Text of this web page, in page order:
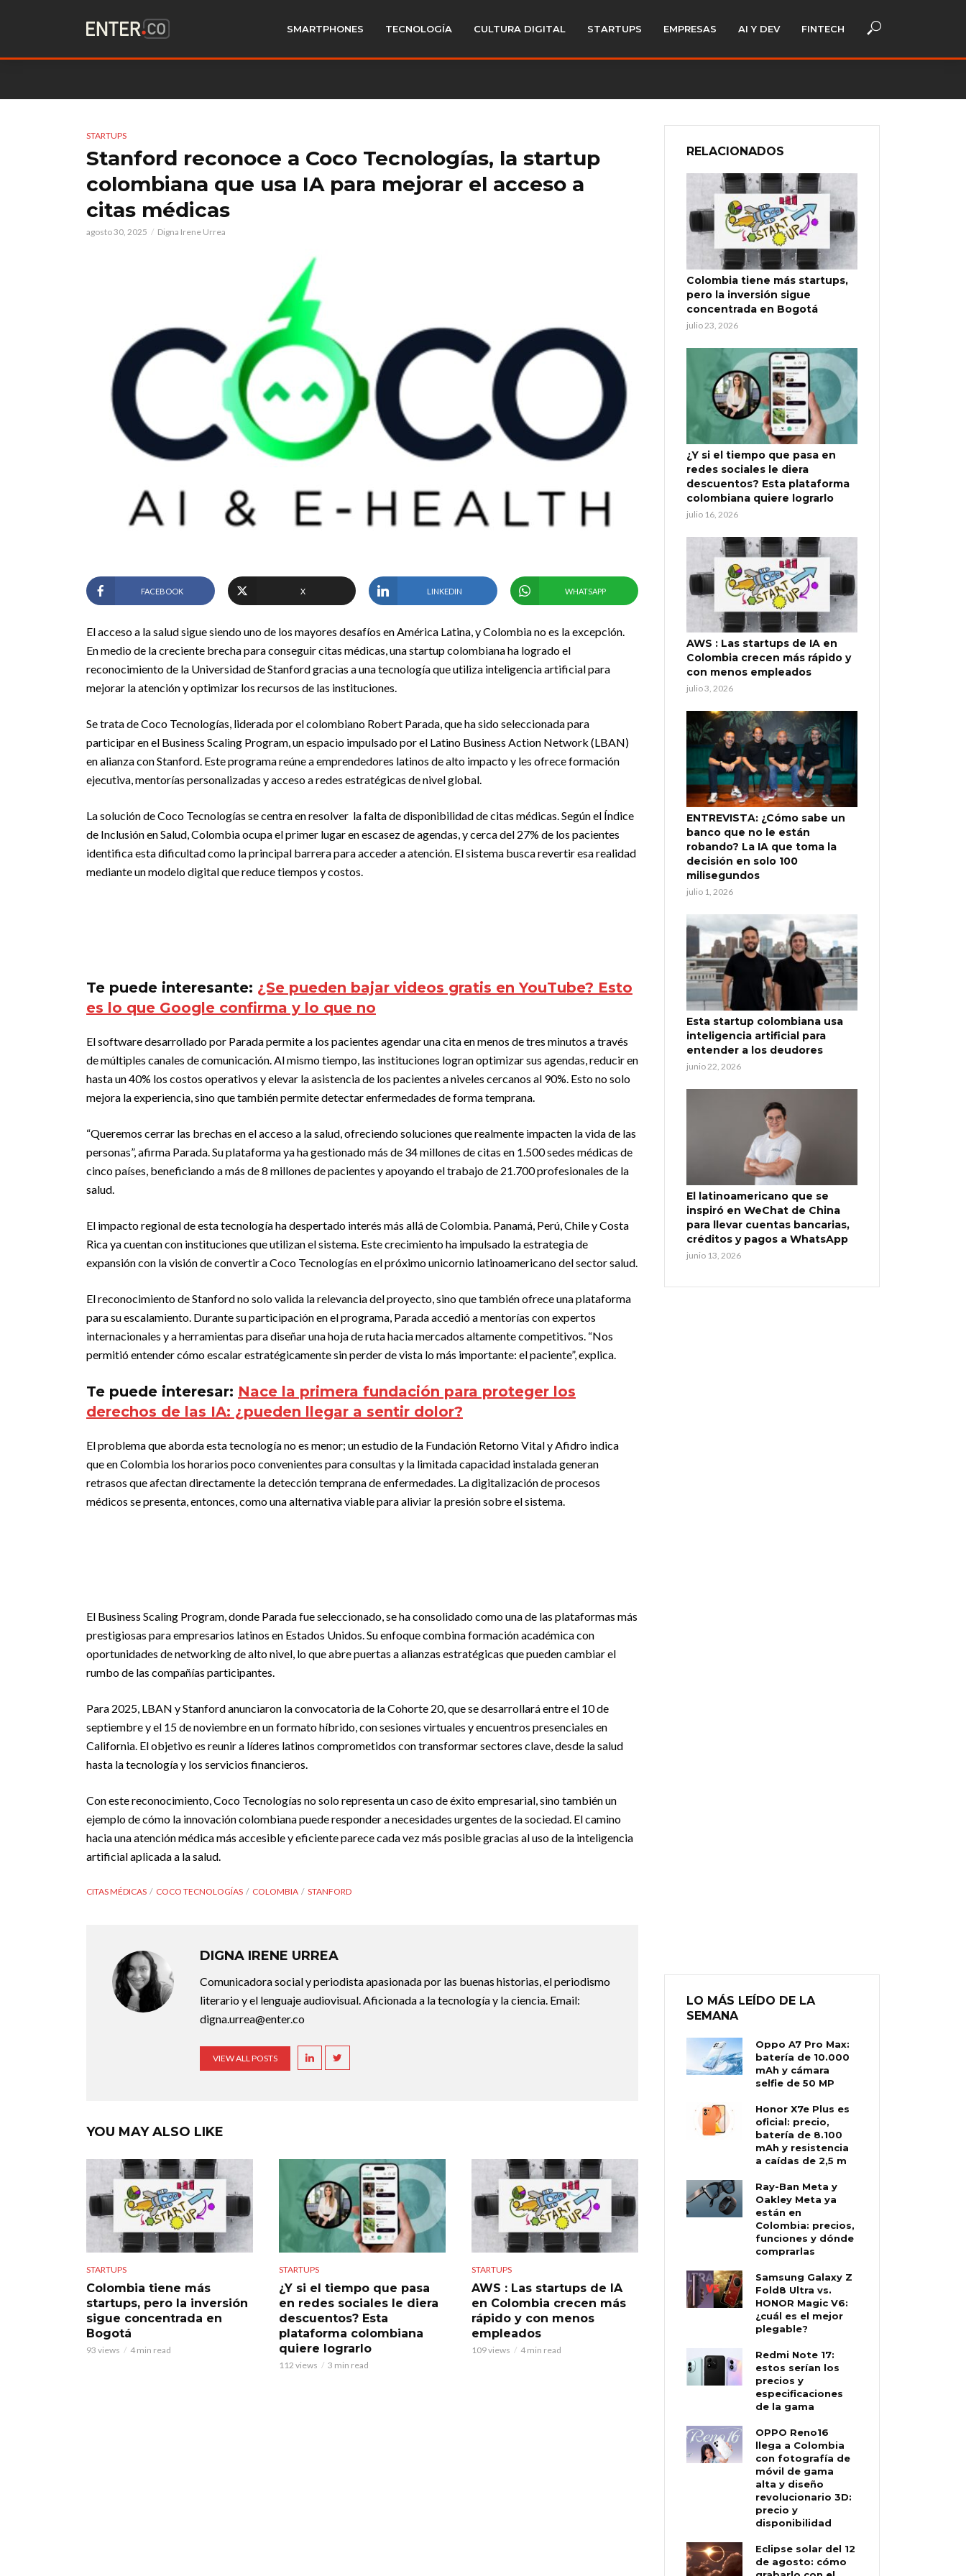
SMARTPHONES TECNOLOGÍA CULTURA DIGITAL STARTUPS EMPRESAS AI Y DEV FINTECH
STARTUPS
Stanford reconoce a Coco Tecnologías, la startup
colombiana que usa IA para mejorar el acceso a
citas médicas
agosto 30, 2025 Digna Irene Urrea
FACEBOOK X LINKEDIN WHATSAPP
El acceso a la salud sigue siendo uno de los mayores desafíos en América Latina, y Colombia no es la excepción.
En medio de la creciente brecha para conseguir citas médicas, una startup colombiana ha logrado el
reconocimiento de la Universidad de Stanford gracias a una tecnología que utiliza inteligencia artificial para
mejorar la atención y optimizar los recursos de las instituciones.
Se trata de Coco Tecnologías, liderada por el colombiano Robert Parada, que ha sido seleccionada para
participar en el Business Scaling Program, un espacio impulsado por el Latino Business Action Network (LBAN)
en alianza con Stanford. Este programa reúne a emprendedores latinos de alto impacto y les ofrece formación
ejecutiva, mentorías personalizadas y acceso a redes estratégicas de nivel global.
La solución de Coco Tecnologías se centra en resolver la falta de disponibilidad de citas médicas. Según el Índice
de Inclusión en Salud, Colombia ocupa el primer lugar en escasez de agendas, y cerca del 27% de los pacientes
identifica esta dificultad como la principal barrera para acceder a atención. El sistema busca revertir esa realidad
mediante un modelo digital que reduce tiempos y costos.
Te puede interesante: ¿Se pueden bajar videos gratis en YouTube? Esto
es lo que Google confirma y lo que no
El software desarrollado por Parada permite a los pacientes agendar una cita en menos de tres minutos a través
de múltiples canales de comunicación. Al mismo tiempo, las instituciones logran optimizar sus agendas, reducir en
hasta un 40% los costos operativos y elevar la asistencia de los pacientes a niveles cercanos al 90%. Esto no solo
mejora la experiencia, sino que también permite detectar enfermedades de forma temprana.
“Queremos cerrar las brechas en el acceso a la salud, ofreciendo soluciones que realmente impacten la vida de las
personas”, afirma Parada. Su plataforma ya ha gestionado más de 34 millones de citas en 1.500 sedes médicas de
cinco países, beneficiando a más de 8 millones de pacientes y apoyando el trabajo de 21.700 profesionales de la
salud.
El impacto regional de esta tecnología ha despertado interés más allá de Colombia. Panamá, Perú, Chile y Costa
Rica ya cuentan con instituciones que utilizan el sistema. Este crecimiento ha impulsado la estrategia de
expansión con la visión de convertir a Coco Tecnologías en el próximo unicornio latinoamericano del sector salud.
El reconocimiento de Stanford no solo valida la relevancia del proyecto, sino que también ofrece una plataforma
para su escalamiento. Durante su participación en el programa, Parada accedió a mentorías con expertos
internacionales y a herramientas para diseñar una hoja de ruta hacia mercados altamente competitivos. “Nos
permitió entender cómo escalar estratégicamente sin perder de vista lo más importante: el paciente”, explica.
Te puede interesar: Nace la primera fundación para proteger los
derechos de las IA: ¿pueden llegar a sentir dolor?
El problema que aborda esta tecnología no es menor; un estudio de la Fundación Retorno Vital y Afidro indica
que en Colombia los horarios poco convenientes para consultas y la limitada capacidad instalada generan
retrasos que afectan directamente la detección temprana de enfermedades. La digitalización de procesos
médicos se presenta, entonces, como una alternativa viable para aliviar la presión sobre el sistema.
El Business Scaling Program, donde Parada fue seleccionado, se ha consolidado como una de las plataformas más
prestigiosas para empresarios latinos en Estados Unidos. Su enfoque combina formación académica con
oportunidades de networking de alto nivel, lo que abre puertas a alianzas estratégicas que pueden cambiar el
rumbo de las compañías participantes.
Para 2025, LBAN y Stanford anunciaron la convocatoria de la Cohorte 20, que se desarrollará entre el 10 de
septiembre y el 15 de noviembre en un formato híbrido, con sesiones virtuales y encuentros presenciales en
California. El objetivo es reunir a líderes latinos comprometidos con transformar sectores clave, desde la salud
hasta la tecnología y los servicios financieros.
Con este reconocimiento, Coco Tecnologías no solo representa un caso de éxito empresarial, sino también un
ejemplo de cómo la innovación colombiana puede responder a necesidades urgentes de la sociedad. El camino
hacia una atención médica más accesible y eficiente parece cada vez más posible gracias al uso de la inteligencia
artificial aplicada a la salud.
CITAS MÉDICAS COCO TECNOLOGÍAS COLOMBIA STANFORD
DIGNA IRENE URREA
Comunicadora social y periodista apasionada por las buenas historias, el periodismo
literario y el lenguaje audiovisual. Aficionada a la tecnología y la ciencia. Email:
digna.urrea@enter.co
VIEW ALL POSTS
YOU MAY ALSO LIKE
STARTUPS
Colombia tiene más
startups, pero la inversión
sigue concentrada en
Bogotá
93 views 4 min read
STARTUPS
¿Y si el tiempo que pasa
en redes sociales le diera
descuentos? Esta
plataforma colombiana
quiere lograrlo
112 views 3 min read
STARTUPS
AWS : Las startups de IA
en Colombia crecen más
rápido y con menos
empleados
109 views 4 min read
RELACIONADOS
Colombia tiene más startups,
pero la inversión sigue
concentrada en Bogotá
julio 23, 2026
¿Y si el tiempo que pasa en
redes sociales le diera
descuentos? Esta plataforma
colombiana quiere lograrlo
julio 16, 2026
AWS : Las startups de IA en
Colombia crecen más rápido y
con menos empleados
julio 3, 2026
ENTREVISTA: ¿Cómo sabe un
banco que no le están
robando? La IA que toma la
decisión en solo 100
milisegundos
julio 1, 2026
Esta startup colombiana usa
inteligencia artificial para
entender a los deudores
junio 22, 2026
El latinoamericano que se
inspiró en WeChat de China
para llevar cuentas bancarias,
créditos y pagos a WhatsApp
junio 13, 2026
LO MÁS LEÍDO DE LA
SEMANA
Oppo A7 Pro Max:
batería de 10.000
mAh y cámara
selfie de 50 MP
Honor X7e Plus es
oficial: precio,
batería de 8.100
mAh y resistencia
a caídas de 2,5 m
Ray-Ban Meta y
Oakley Meta ya
están en
Colombia: precios,
funciones y dónde
comprarlas
Samsung Galaxy Z
Fold8 Ultra vs.
HONOR Magic V6:
¿cuál es el mejor
plegable?
Redmi Note 17:
estos serían los
precios y
especificaciones
de la gama
OPPO Reno16
llega a Colombia
con fotografía de
móvil de gama
alta y diseño
revolucionario 3D:
precio y
disponibilidad
Eclipse solar del 12
de agosto: cómo